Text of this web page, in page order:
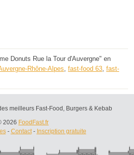
Donuts Rue la Tour d'Auvergne" en
Rhône-Alpes, fast-food 63, fast-
meilleurs Fast-Food, Burgers & Kebab
2026 FoodFast.fr
- Contact- Inscription gratuite